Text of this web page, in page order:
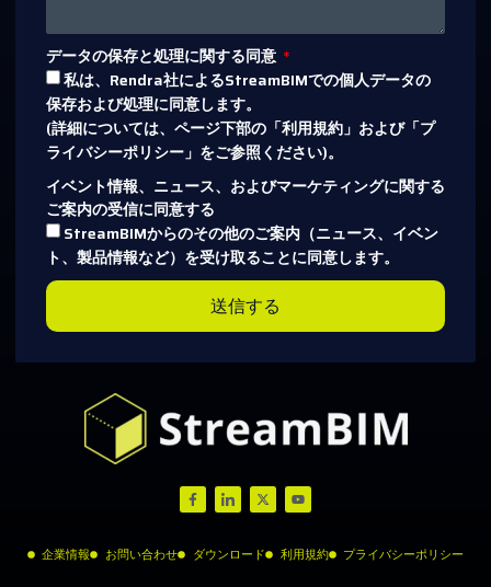
データの保存と処理に関する同意
私は、Rendra社によるStreamBIMでの個人データの
保存および処理に同意します。
(詳細については、ページ下部の「利用規約」および「プ
ライバシーポリシー」をご参照ください)。
イベント情報、ニュース、およびマーケティングに関する
ご案内の受信に同意する
StreamBIMからのその他のご案内（ニュース、イベン
ト、製品情報など）を受け取ることに同意します。
送信する
企業情報 お問い合わせ ダウンロード 利用規約 プライバシーポリシー